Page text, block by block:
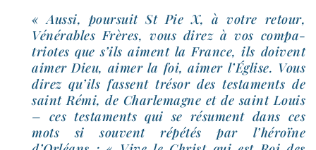
« Aussi, pour­suit St Pie X, à votre retour,
Vénérables Frères, vous direz à vos com­pa­
triotes que s’ils aiment la France, ils doivent
aimer Dieu, aimer la foi, aimer l’Église. Vous
direz qu’ils fassent tré­sor des tes­ta­ments de
saint Rémi, de Charlemagne et de saint Louis
– ces tes­ta­ments qui se résument dans ces
mots si sou­vent répé­tés par l’héroïne